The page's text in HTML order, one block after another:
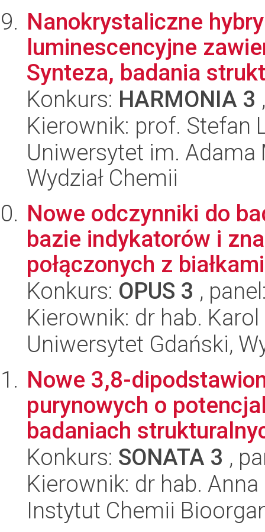
Nanokrystaliczne
luminescencyjne
Synteza, badania
Konkurs: HARMONIA 3
Kierownik: prof. Stefan
Uniwersytet im.
Wydział Chemii
Nowe odczynniki do
bazie indykatorów i
połączonych z białkami
Konkurs: OPUS 3 ,
Kierownik: dr hab.
Uniwersytet Gdański,
Nowe 3,8-
purynowych o
badaniach
Konkurs: SONATA 3 ,
Kierownik: dr hab.
Instytut Chemii